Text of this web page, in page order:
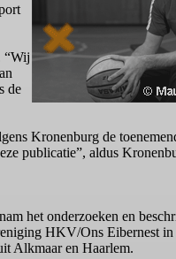
“Wij
de
Kronenburg de
publicatie”, aldus
het onderzoeken en
HKV/Ons Eibernest in
Alkmaar en Haarlem.